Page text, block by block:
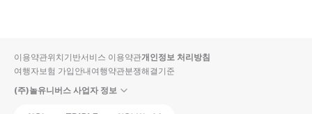
입니
다.
순
상
이용약관위치기반서비스 이용약관개인정보 처리방침
여행자보험 가입안내여행약관분쟁해결기준
(주)놀유니버스 사업자 정보